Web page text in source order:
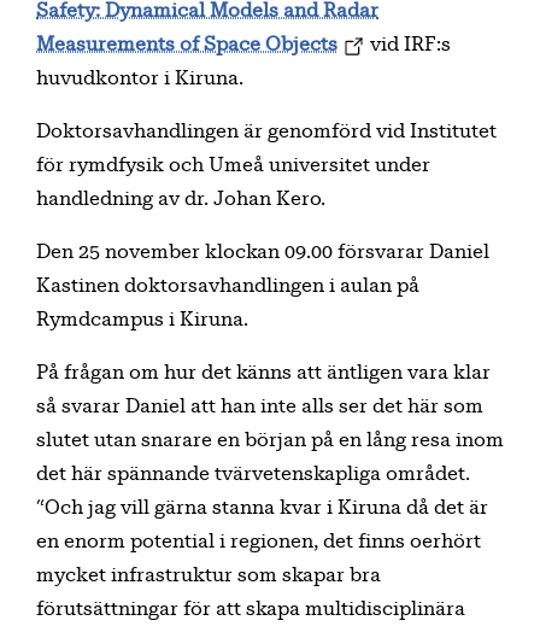
Safety: Dynamical Models and Radar
Measurements of Space Objects
vid IRF:s
huvudkontor i Kiruna.
Doktorsavhandlingen är genomförd vid Institutet
för rymdfysik och Umeå universitet under
handledning av dr. Johan Kero.
Den 25 november klockan 09.00 försvarar Daniel
Kastinen doktorsavhandlingen i aulan på
Rymdcampus i Kiruna.
På frågan om hur det känns att äntligen vara klar
så svarar Daniel att han inte alls ser det här som
slutet utan snarare en början på en lång resa inom
det här spännande tvärvetenskapliga området.
“Och jag vill gärna stanna kvar i Kiruna då det är
en enorm potential i regionen, det finns oerhört
mycket infrastruktur som skapar bra
förutsättningar för att skapa multidisciplinära